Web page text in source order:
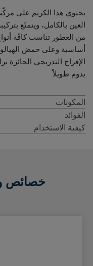
يحتوي هذا الكريم على
العين بالكامل، ويتمتّع
من العطور تناسب كافّة
أساسية وعلى حمض
الإفراج التدريجي الحائزة
يدوم طويلاً
المكونات
الفوائد
كيفية الاستخدام
خصائص